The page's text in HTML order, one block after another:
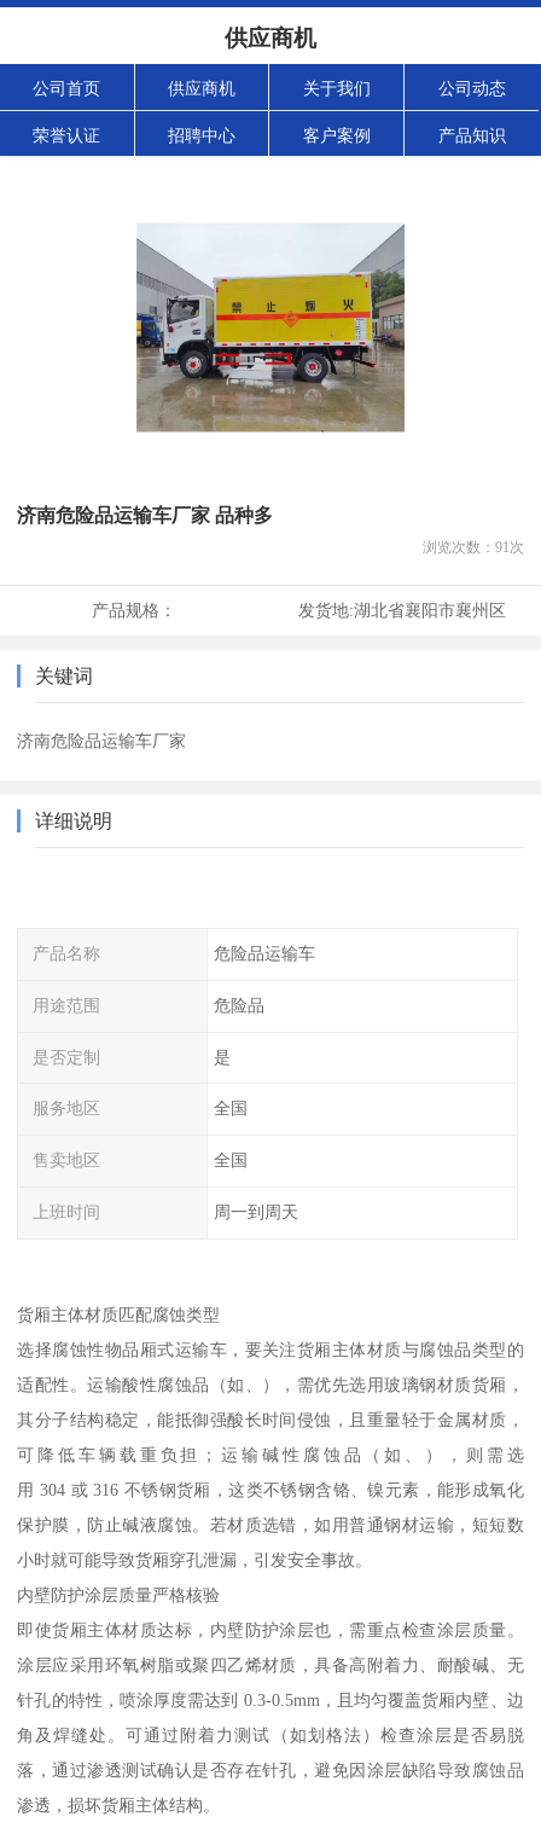
供应商机
公司首页 供应商机 关于我们 公司动态
荣誉认证 招聘中心 客户案例 产品知识
济南危险品运输车厂家 品种多
浏览次数： 91次
产品规格： 发货地:湖北省襄阳市襄州区
关键词
济南危险品运输车厂家
详细说明
产品名称 危险品运输车
用途范围 危险品
是否定制 是
服务地区 全国
售卖地区 全国
上班时间 周一到周天
货厢主体材质匹配腐蚀类型​
选择腐蚀性物品厢式运输车，要关注货厢主体材质与腐蚀品类型的
适配性。运输酸性腐蚀品（如、），需优先选用玻璃钢材质货厢，
其分子结构稳定，能抵御强酸长时间侵蚀，且重量轻于金属材质，
可降低车辆载重负担；运输碱性腐蚀品（如、），则需选
用 304 或 316 不锈钢货厢，这类不锈钢含铬、镍元素，能形成氧化
保护膜，防止碱液腐蚀。若材质选错，如用普通钢材运输，短短数
小时就可能导致货厢穿孔泄漏，引发安全事故。​
内壁防护涂层质量严格核验​
即使货厢主体材质达标，内壁防护涂层也，需重点检查涂层质量。
涂层应采用环氧树脂或聚四乙烯材质，具备高附着力、耐酸碱、无
针孔的特性，喷涂厚度需达到 0.3-0.5mm，且均匀覆盖货厢内壁、边
角及焊缝处。可通过附着力测试（如划格法）检查涂层是否易脱
落，通过渗透测试确认是否存在针孔，避免因涂层缺陷导致腐蚀品
渗透，损坏货厢主体结构。​